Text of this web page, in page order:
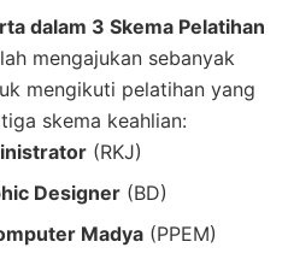
dalam 3 Skema Pelatihan
mengajukan sebanyak
mengikuti pelatihan yang
skema keahlian:
(RKJ)
Designer(BD)
Madya(PPEM)